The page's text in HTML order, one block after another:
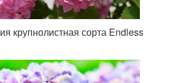
крупнолистная сорта Endless